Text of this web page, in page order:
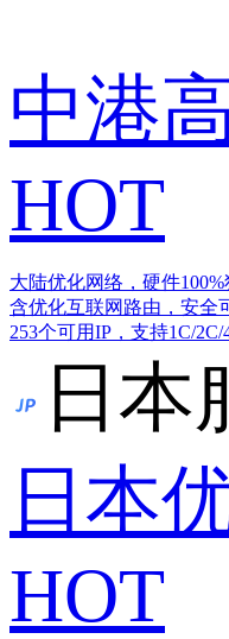
中港
HOT
大陆优化网络，硬件100%
含优化互联网路由，安全
253个可用IP，支持1C/2C/
日本
日本
HOT